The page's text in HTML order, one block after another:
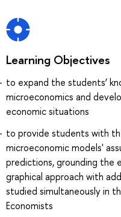
Learning Objectives
to expand the students’
microeconomics and
economic situations
to provide students with
microeconomic models'
predictions, grounding the
graphical approach with
studied simultaneously in
Economists